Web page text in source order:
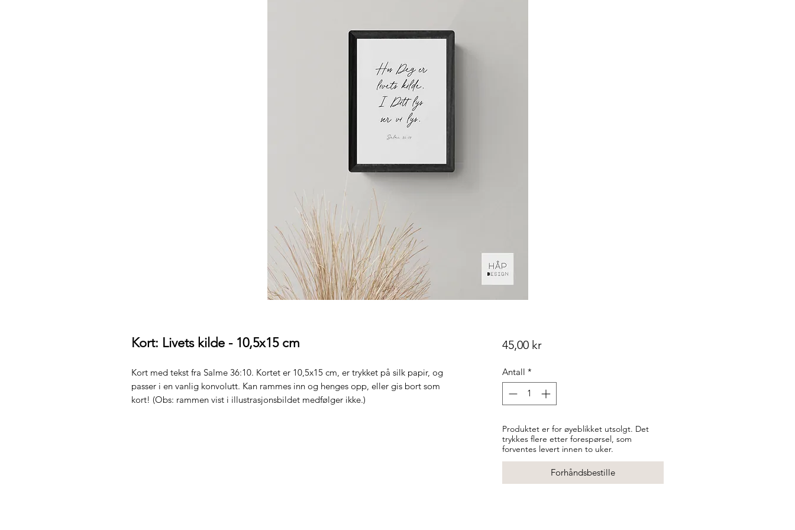
Kort: Livets kilde - 10,5x15 cm
Kort med tekst fra Salme 36:10. Kortet er 10,5x15 cm, er trykket på silk papir, og
passer i en vanlig konvolutt. Kan rammes inn og henges opp, eller gis bort som
kort! (Obs: rammen vist i illustrasjonsbildet medfølger ikke.)
45,00 krPris
Antall *
Produktet er for øyeblikket utsolgt. Det
trykkes flere etter forespørsel, som
forventes levert innen to uker.
Forhåndsbestille